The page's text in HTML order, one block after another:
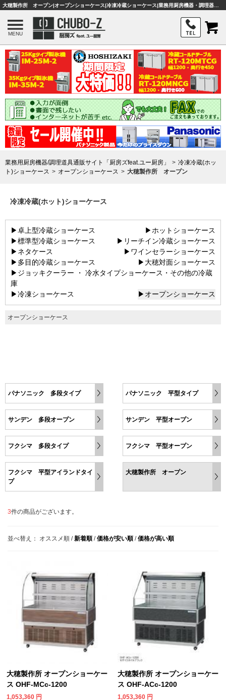
MENU
業務用厨房機器/調理道具通販サイト「厨房ズfeat.ユー厨房」
冷凍冷蔵(ホッ
ト)ショーケース
オープンショーケース 大穂製作所 オープン
冷凍冷蔵(ホット)ショーケース
▶卓上型冷蔵ショーケース
▶ホットショーケース
▶標準型冷蔵ショーケース
▶リーチイン冷蔵ショーケース
▶ネタケース
▶ワインセラーショーケース
▶多目的冷蔵ショーケース
▶大穂対面ショーケース
▶ジョッキクーラー ・ 冷水タイプショーケース・その他の冷蔵
庫
▶冷凍ショーケース
▶オープンショーケース
オープンショーケース
パナソニック 多段タイプ パナソニック 平型タイプ
サンデン 多段オープン サンデン 平型オープン
フクシマ 多段タイプ フクシマ 平型オープン
フクシマ 平型アイランドタイ
プ
大穂製作所 オープン
3件の商品がございます。
並べ替え： オススメ順 /新着順 /価格が安い順 /価格が高い順
大穂製作所 オープンショーケー
ス OHF-MCc-1200
1,053,360 円
大穂製作所 オープンショーケー
ス OHF-ACc-1200
1,053,360 円